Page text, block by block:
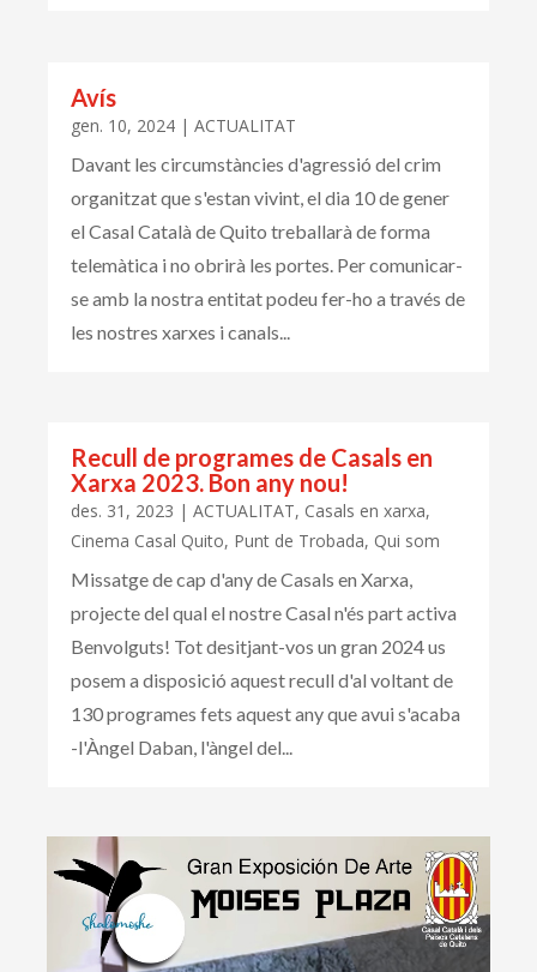
Avís
gen. 10, 2024 | ACTUALITAT
Davant les circumstàncies d'agressió del crim
organitzat que s'estan vivint, el dia 10 de gener
el Casal Català de Quito treballarà de forma
telemàtica i no obrirà les portes. Per comunicar-
se amb la nostra entitat podeu fer-ho a través de
les nostres xarxes i canals...
Recull de programes de Casals en
Xarxa 2023. Bon any nou!
des. 31, 2023 | ACTUALITAT, Casals en xarxa,
Cinema Casal Quito, Punt de Trobada, Qui som
Missatge de cap d'any de Casals en Xarxa,
projecte del qual el nostre Casal n'és part activa
Benvolguts! Tot desitjant-vos un gran 2024 us
posem a disposició aquest recull d'al voltant de
130 programes fets aquest any que avui s'acaba
-l'Àngel Daban, l'àngel del...